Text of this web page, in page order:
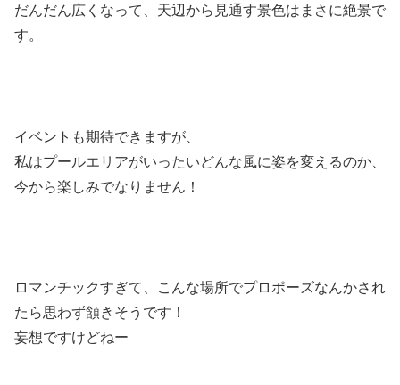
だんだん広くなって、天辺から見通す景色はまさに絶景で
す。
イベントも期待できますが、
私はプールエリアがいったいどんな風に姿を変えるのか、
今から楽しみでなりません！
ロマンチックすぎて、こんな場所でプロポーズなんかされ
たら思わず頷きそうです！
妄想ですけどねー